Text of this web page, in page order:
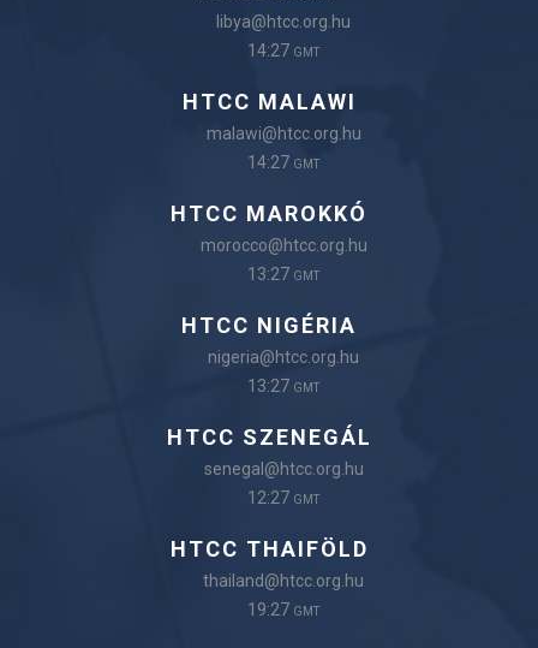
libya@htcc.org.hu
14:27 GMT
HTCC MALAWI
malawi@htcc.org.hu
14:27 GMT
HTCC MAROKKÓ
morocco@htcc.org.hu
13:27 GMT
HTCC NIGÉRIA
nigeria@htcc.org.hu
13:27 GMT
HTCC SZENEGÁL
senegal@htcc.org.hu
12:27 GMT
HTCC THAIFÖLD
thailand@htcc.org.hu
19:27 GMT